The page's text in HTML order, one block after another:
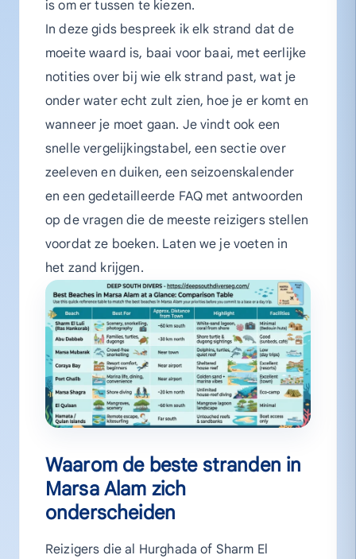
is om er tussen te kiezen.
In deze gids bespreek ik elk strand dat de
moeite waard is, baai voor baai, met eerlijke
notities over bij wie elk strand past, wat je
onder water echt zult zien, hoe je er komt en
wanneer je moet gaan. Je vindt ook een
snelle vergelijkingstabel, een sectie over
zeeleven en duiken, een seizoenskalender
en een gedetailleerde FAQ met antwoorden
op de vragen die de meeste reizigers stellen
voordat ze boeken. Laten we je voeten in
het zand krijgen.
Waarom de beste stranden in
Marsa Alam zich
onderscheiden
Reizigers die al Hurghada of Sharm El